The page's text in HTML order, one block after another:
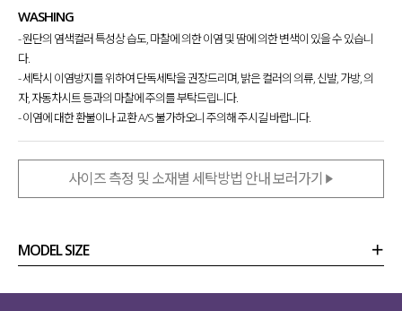
WASHING
- 원단의 염색컬러 특성상 습도, 마찰에 의한 이염 및 땀에 의한 변색이 있을 수 있습니
다.
- 세탁시 이염방지를 위하여 단독세탁을 권장드리며, 밝은 컬러의 의류, 신발, 가방, 의
자, 자동차시트 등과의 마찰에 주의를 부탁드립니다.
- 이염에 대한 환불이나 교환 A/S 불가하오니 주의해 주시길 바랍니다.
사이즈 측정 및 소재별 세탁방법 안내 보러가기
MODEL SIZE